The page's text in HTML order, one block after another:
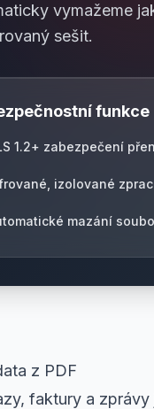
vymažeme
sešit.
funkce
1.2+ zabezpečení
izolované
mazání
z PDF
faktury a zprávy